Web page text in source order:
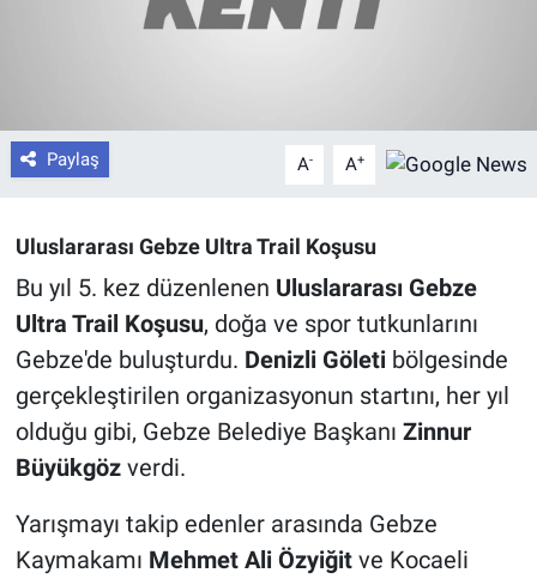
Paylaş A- A+
Uluslararası Gebze Ultra Trail Koşusu
Bu yıl 5. kez düzenlenen Uluslararası Gebze
Ultra Trail Koşusu, doğa ve spor tutkunlarını
Gebze'de buluşturdu. Denizli Göletibölgesinde
gerçekleştirilen organizasyonun startını, her yıl
olduğu gibi, Gebze Belediye Başkanı Zinnur
Büyükgözverdi.
Yarışmayı takip edenler arasında Gebze
Kaymakamı Mehmet Ali Özyiğitve Kocaeli